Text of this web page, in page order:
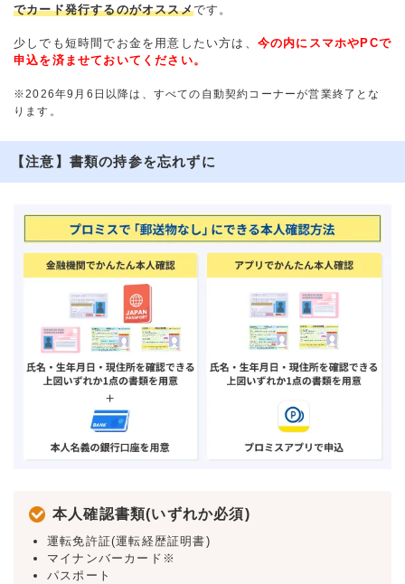
でカード発行するのがオススメです。
少しでも短時間でお金を用意したい方は、 今の内にスマホやPCで
申込を済ませておいてください。
※2026年9月6日以降は、すべての自動契約コーナーが営業終了とな
ります。
【注意】書類の持参を忘れずに
本人確認書類(いずれか必須)
運転免許証(運転経歴証明書)
マイナンバーカード※
パスポート